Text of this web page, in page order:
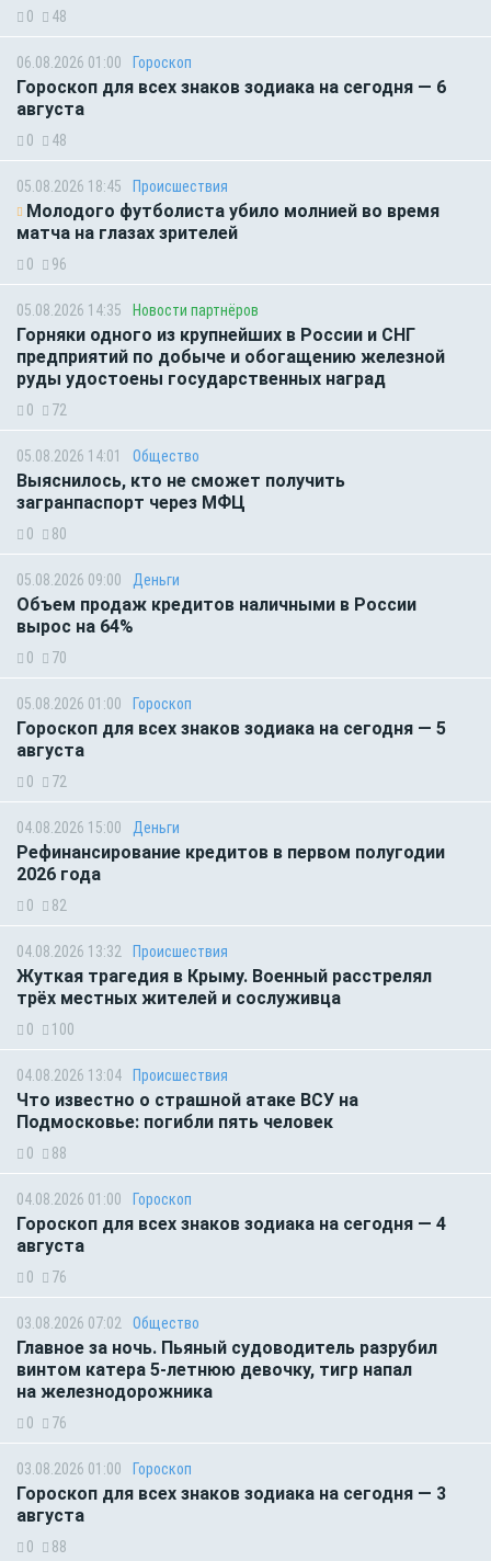
0 48
06.08.2026 01:00 Гороскоп
Гороскоп для всех знаков зодиака на сегодня — 6
августа
0 48
05.08.2026 18:45 Происшествия
Молодого футболиста убило молнией во время
матча на глазах зрителей
0 96
05.08.2026 14:35 Новости партнёров
Горняки одного из крупнейших в России и СНГ
предприятий по добыче и обогащению железной
руды удостоены государственных наград
0 72
05.08.2026 14:01 Общество
Выяснилось, кто не сможет получить
загранпаспорт через МФЦ
0 80
05.08.2026 09:00 Деньги
Объем продаж кредитов наличными в России
вырос на 64%
0 70
05.08.2026 01:00 Гороскоп
Гороскоп для всех знаков зодиака на сегодня — 5
августа
0 72
04.08.2026 15:00 Деньги
Рефинансирование кредитов в первом полугодии
2026 года
0 82
04.08.2026 13:32 Происшествия
Жуткая трагедия в Крыму. Военный расстрелял
трёх местных жителей и сослуживца
0 100
04.08.2026 13:04 Происшествия
Что известно о страшной атаке ВСУ на
Подмосковье: погибли пять человек
0 88
04.08.2026 01:00 Гороскоп
Гороскоп для всех знаков зодиака на сегодня — 4
августа
0 76
03.08.2026 07:02 Общество
Главное за ночь. Пьяный судоводитель разрубил
винтом катера 5-летнюю девочку, тигр напал
на железнодорожника
0 76
03.08.2026 01:00 Гороскоп
Гороскоп для всех знаков зодиака на сегодня — 3
августа
0 88